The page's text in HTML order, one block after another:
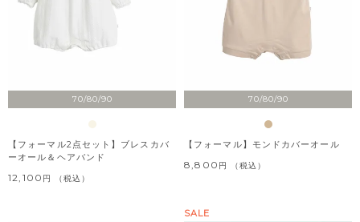
70/80/90
【フォーマル2点セット】ブレスカバ
ーオール＆ヘアバンド
12,100 税込
70/80/90
【フォーマル】モンドカバーオール
8,800 税込
SALE